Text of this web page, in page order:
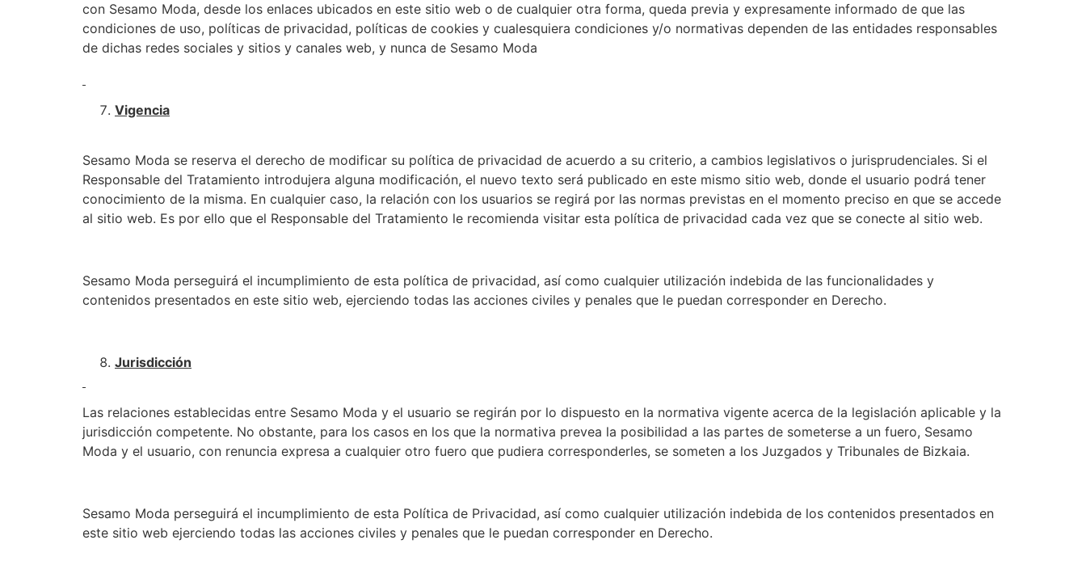
con Sesamo Moda, desde los enlaces ubicados en este sitio web o de cualquier otra forma, queda previa y expresamente informado de que las
condiciones de uso, políticas de privacidad, políticas de cookies y cualesquiera condiciones y/o normativas dependen de las entidades responsables
de dichas redes sociales y sitios y canales web, y nunca de Sesamo Moda
Vigencia
Sesamo Moda se reserva el derecho de modificar su política de privacidad de acuerdo a su criterio, a cambios legislativos o jurisprudenciales. Si el
Responsable del Tratamiento introdujera alguna modificación, el nuevo texto será publicado en este mismo sitio web, donde el usuario podrá tener
conocimiento de la misma. En cualquier caso, la relación con los usuarios se regirá por las normas previstas en el momento preciso en que se accede
al sitio web. Es por ello que el Responsable del Tratamiento le recomienda visitar esta política de privacidad cada vez que se conecte al sitio web.
Sesamo Moda perseguirá el incumplimiento de esta política de privacidad, así como cualquier utilización indebida de las funcionalidades y
contenidos presentados en este sitio web, ejerciendo todas las acciones civiles y penales que le puedan corresponder en Derecho.
Jurisdicción
Las relaciones establecidas entre Sesamo Moda y el usuario se regirán por lo dispuesto en la normativa vigente acerca de la legislación aplicable y la
jurisdicción competente. No obstante, para los casos en los que la normativa prevea la posibilidad a las partes de someterse a un fuero, Sesamo
Moda y el usuario, con renuncia expresa a cualquier otro fuero que pudiera corresponderles, se someten a los Juzgados y Tribunales de Bizkaia.
Sesamo Moda perseguirá el incumplimiento de esta Política de Privacidad, así como cualquier utilización indebida de los contenidos presentados en
este sitio web ejerciendo todas las acciones civiles y penales que le puedan corresponder en Derecho.